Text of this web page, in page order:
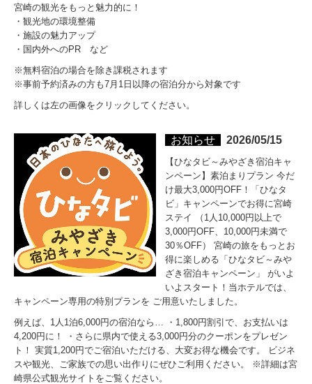
宮崎の観光をもっと魅力的に！
・観光地の環境整備
・施設の魅力アップ
・国内外へのPR　など
※無料宿泊の場合を除き課税されます
※事前予約済みの方も7月1日以降の宿泊分から対象です
詳しくは左の画像をクリックしてください。
お知らせ 2026/05/15
【ひなタビ～みやざき宿泊キャ
ンペーン】素泊まりプラン 今だ
け最大3,000円OFF！「ひなタ
ビ」キャンペーンでお得に宮崎
ステイ （1人10,000円以上で
3,000円OFF、10,000円未満で
30％OFF） 宮崎の旅をもっとお
得に楽しめる「ひなタビ～みや
ざき宿泊キャンペーン」 がいよ
いよスタート！当ホテルでは、
キャンペーン専用の特別プランを ご用意いたしました。
例えば、1人1泊6,000円の宿泊なら… ・1,800円割引で、お支払いは
4,200円に！ ・さらに県内で使える3,000円分のクーポンをプレゼン
ト！ 実質1,200円でご宿泊いただける、大変お得な機会です。 ビジネ
スや観光、ご家族での思い出作りにぜひご利用ください。 ※詳細は宮
崎県公式観光サイトをご覧ください。